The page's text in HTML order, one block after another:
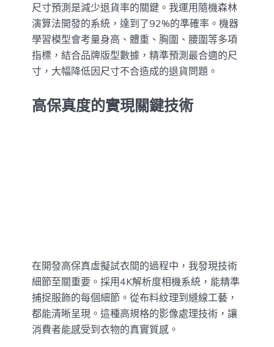
尺寸預測是減少退貨率的關鍵。我運用隨機森林
演算法開發的系統，達到了92%的準確率。機器
學習模型會考量身高、體重、胸圍、腰圍等多項
指標，結合品牌版型數據，精準預測最合適的尺
寸，大幅降低因尺寸不合造成的退貨問題。
高保真度的實現關鍵技術
在開發高保真虛擬試衣間的過程中，我發現技術
細節至關重要。採用4K解析度相機系統，能精準
捕捉服飾的每個細節。從布料紋理到縫線工藝，
都能清晰呈現。這種高規格的影像處理技術，讓
消費者能感受到衣物的真實質感。